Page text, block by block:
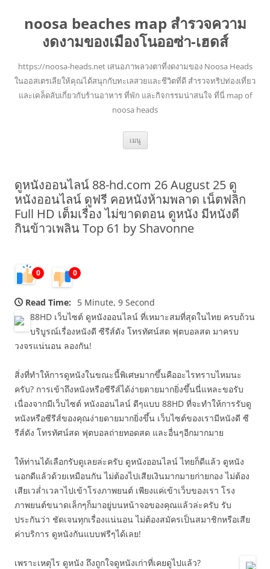
noosa beaches map สำรวจความ
งดงามของเมืองโนออซ่า-เฮดส์
https://noosa-heads.net เสนอภาพลวงตาที่งดงามของ Noosa Heads
ในออสเตรเลียให้คุณได้สนุกกับทะเลสวยและชีวิตที่ดี สำรวจทริปท่องเที่ยว
และเคล็ดลับเกี่ยวกับร้านอาหาร ที่พัก และกิจกรรมน่าสนใจ ที่นี่ map of
noosa heads
เมนู ข้าม
ยัง
ดูหนังออนไลน์ 88-hd.com 26 August 25 ดู
หนังออนไลน์ ดูฟรี คอหนังห้ามพลาด เน็ตฟลิก
Full HD เต็มเรื่อง ไม่ขาดตอน ดูหนัง มีหนังดี
กินข้าวเพลิน Top 61 by Shavonne
0 0
Read Time:
5 Minute, 9 Second
88HD เว็บไซต์ ดูหนังออนไลน์ ที่เหมาะสมที่สุดในไทย ครบถ้วน
บริบูรณ์เรื่องหนังดี ซีรีส์ดัง โทรทัศน์สด ฟุตบอลสด มาครบ
วงจรแน่นอน ลองกัน!
สิ่งที่ทำให้การดูหนังในขณะนี้พิเศษมากขึ้นคืออะไรทราบไหมนะ
ครับ? การเข้าถึงหนังหรือซีรีส์ได้ง่ายดายมากยิ่งขึ้นนี่แหละขอรับ
เนื่องจากมีเว็บไซต์ หนังออนไลน์ ดีๆแบบ 88HD ที่จะทำให้การรับดู
หนังหรือซีรีส์ของคุณง่ายดายมากยิ่งขึ้น เว็บไซต์ของเรามีหนังดี ซี
รีส์ดัง โทรทัศน์สด ฟุตบอลถ่ายทอดสด และอื่นๆอีกมากมาย
ให้ท่านได้เลือกรับดูเลยล่ะครับ ดูหนังออนไลน์ ไทยก็ดีแล้ว ดูหนัง
นอกดีแล้วด้วยเหมือนกัน ไม่ต้องไปเสียเงินมากมายก่ายกอง ไม่ต้อง
เสียเวล่ำเวลาไปเข้าโรงภาพยนต์ เพียงแค่เข้าเว็บของเรา โรง
ภาพยนต์ขนาดเล็กๆก็มาอยู่บนหน้าจอของคุณแล้วล่ะครับ รับ
ประกันว่า ชัดเจนทุกเรื่องแน่นอน ไม่ต้องสมัครเป็นสมาชิกหรือเสีย
ค่าบริการ ดูหนังกันแบบฟรีๆได้เลย!
เพราะเหตุไร ดูหนัง ถึงถูกใจดูหนังเก่าที่เคยดูไปแล้ว?